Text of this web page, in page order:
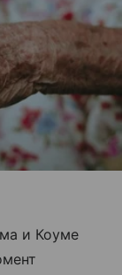
и Коуме